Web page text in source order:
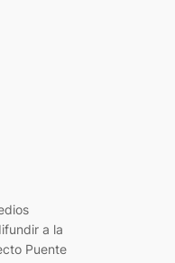
a la
Puente